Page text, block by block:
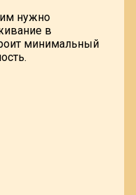
нужно
в
минимальный